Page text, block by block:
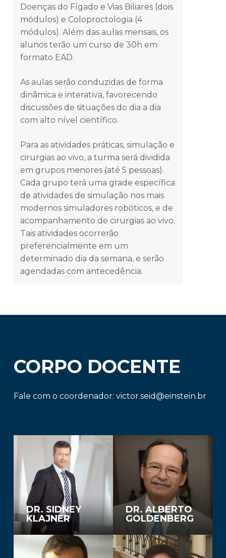
Estômago, Esôfago e Cirurgia
Bariátrica
60h
Fígado, Vias Biliares e Hérnias
60h
130h
Doenças do Fígado e Vias Biliares (dois
módulos) e Coloproctologia (4
módulos). Além das aulas mensais, os
alunos terão um curso de 30h em
formato EAD.
As aulas serão conduzidas de forma
dinâmica e interativa, favorecendo
discussões de situações do dia a dia
com alto nível científico.
Para as atividades práticas, simulação e
cirurgias ao vivo, a turma será dividida
em grupos menores (até 5 pessoas).
Cada grupo terá uma grade específica
de atividades de simulação nos mais
modernos simuladores robóticos, e de
acompanhamento de cirurgias ao vivo.
Tais atividades ocorrerão
preferencialmente em um
determinado dia da semana, e serão
agendadas com antecedência.
CORPO DOCENTE
Fale com o coordenador: victor.seid@einstein.br
DR. SIDNEY
KLAJNER
DR. ALBERTO
GOLDENBERG